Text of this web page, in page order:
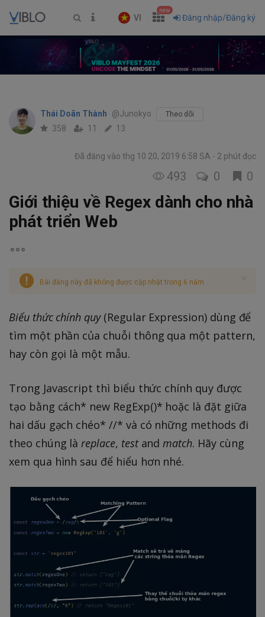
VI
new
Đăng nhập/Đăng ký
Thái Doãn Thành @Junokyo Theo dõi
358 11 13
Đã đăng vào thg 10 20, 2019 6:58 SA 2 phút đọc
493 0 0
Giới thiệu về Regex dành cho nhà
phát triển Web
Bài đăng này đã không được cập nhật trong 6 năm
Biểu thức chính quy(Regular Expression) dùng để
tìm một phần của chuỗi thông qua một pattern,
hay còn gọi là một mẫu.
Trong Javascript thì biểu thức chính quy được
tạo bằng cách* new RegExp()* hoặc là đặt giữa
hai dấu gạch chéo* //* và có những methods đi
theo chúng làreplace, testandmatch. Hãy cùng
xem qua hình sau để hiểu hơn nhé.